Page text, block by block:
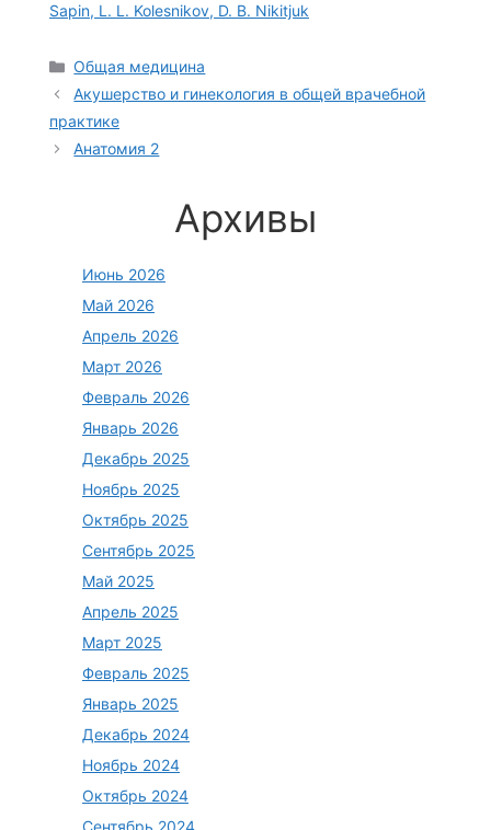
Sapin, L. L. Kolesnikov, D. B. Nikitjuk
Рубрики
Общая медицина
Акушерство и гинекология в общей врачебной
практике
Анатомия 2
Архивы
Июнь 2026
Май 2026
Апрель 2026
Март 2026
Февраль 2026
Январь 2026
Декабрь 2025
Ноябрь 2025
Октябрь 2025
Сентябрь 2025
Май 2025
Апрель 2025
Март 2025
Февраль 2025
Январь 2025
Декабрь 2024
Ноябрь 2024
Октябрь 2024